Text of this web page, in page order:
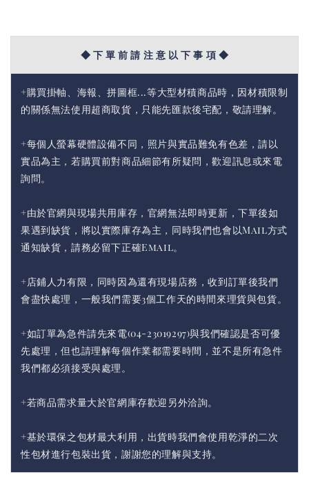
◆ 下 單 前 請 注 意 以 下 事 項 ◆
+購買掛軸、海報、拼圖框...等大型材積商品時，因材積限制
的關係無法使用超商取貨，只能先匯款後宅配，敬請理解。
+每個人螢幕硬體設備不同，照片與實品難免有色差，請以
實品為主，若購買前對商品細節有所疑問，歡迎訊息或來電
詢問。
+由於官網與現場共用庫存，官網無法即時更新，下單後如
果遇到缺貨，將以實際庫存為主，同時我們也會以Mail方式
通知缺貨，請務必留下正確Email。
+店鋪人力有限，同時因為還有現場店務，收到訂單後我們
會盡快處理，一般我們需要3個工作天的時間來理貨與包貨。
+如訂單為急件請先來電(04-23019297)與我們確認是否可優
先處理，但也請理解每個作業都需要時間，並不是所有急件
我們都必須接受與處理。
+若商品需求量大於官網庫存歡迎另外洽詢。
+基於環保之包材最大利用，出貨時我們會使用乾淨的二次
性包材進行包裝出貨，謝謝您的理解與支持。